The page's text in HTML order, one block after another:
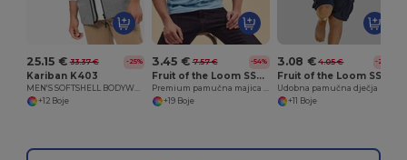
25.15 € 33.37 € -25%
Kariban K403
+12 Boje
3.45 € 7.57 € -54%
Fruit of the Loom SS048
+19 Boje
3.08 € 4.05 € -24%
+11 Boje